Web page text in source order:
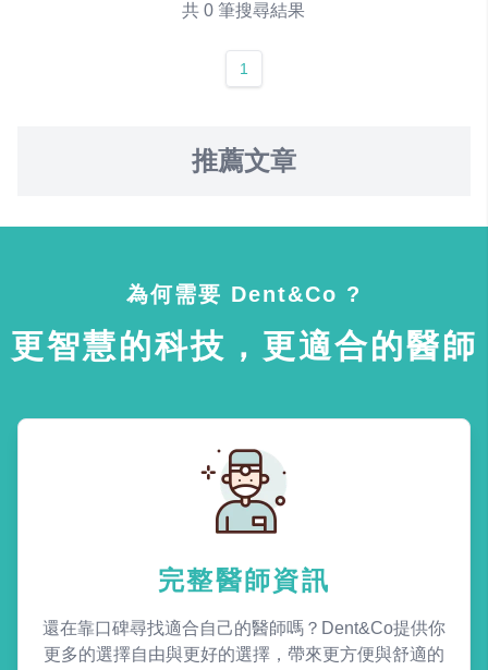
共 0 筆搜尋結果
1
推薦文章
為何需要 Dent&Co ?
更智慧的科技，更適合的醫師
完整醫師資訊
還在靠口碑尋找適合自己的醫師嗎？Dent&Co提供你
更多的選擇自由與更好的選擇，帶來更方便與舒適的